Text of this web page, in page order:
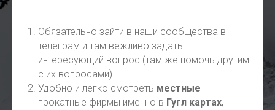
Обязательно зайти в наши сообщества в
телеграм и там вежливо задать
интересующий вопрос (там же помочь другим
с их вопросами).
Удобно и легко смотреть местные
прокатные фирмы именно в Гугл картах,